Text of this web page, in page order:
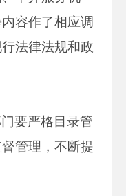
容作了相应调
法律法规和政
要严格目录管
管理，不断提